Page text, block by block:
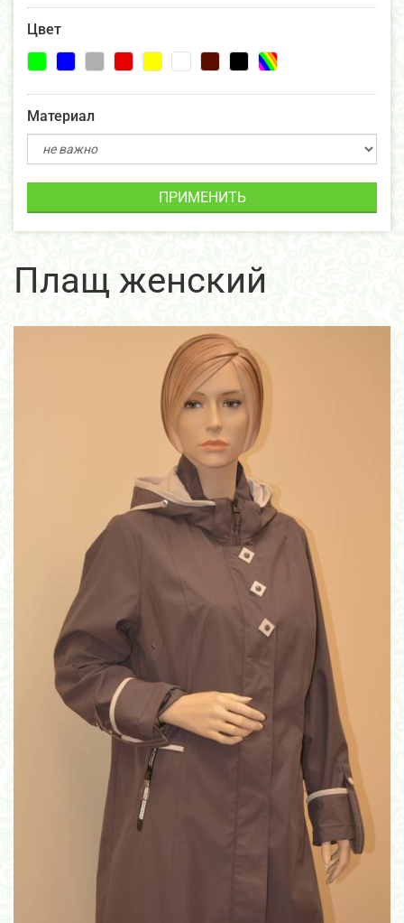
Цвет
Материал
ПРИМЕНИТЬ
Плащ женский